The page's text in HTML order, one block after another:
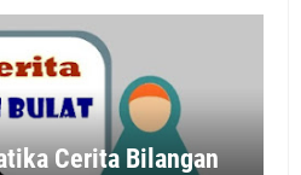
Cerita Bilangan